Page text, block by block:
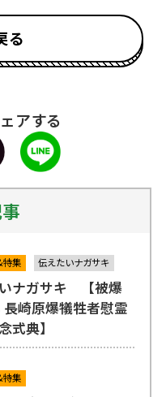
る
アする
特集 伝えたいナガサキ
ナガサキ 【被爆
崎原爆犠牲者慰霊
式典】
特集